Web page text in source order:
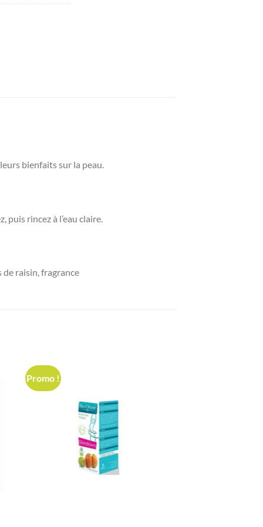
bienfaits sur la peau.
rincez à l’eau claire.
raisin, fragrance
Promo !